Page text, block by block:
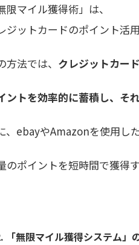
限マイル獲得術」は、
ジットカードのポイント活
方法では、 クレジットカー
ントを効率的に蓄積し、そ
、ebayやAmazonを使用し
のポイントを短時間で獲得
「無限マイル獲得システム」